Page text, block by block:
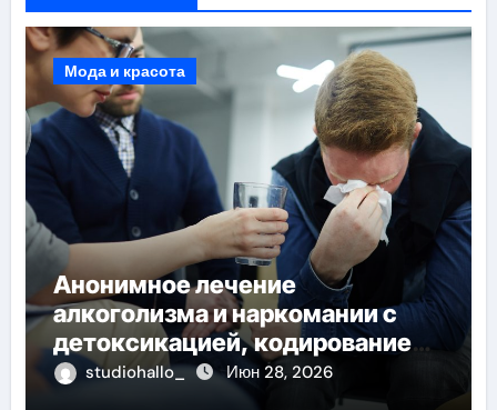
Мода и красота
Анонимное лечение
алкоголизма и наркомании с
детоксикацией, кодированием
и круглосуточной помощью под
studiohallo_ Июн 28, 2026